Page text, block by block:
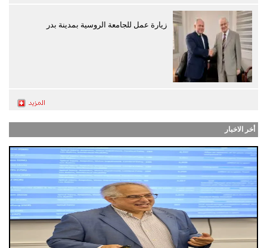
زيارة عمل للجامعة الروسية بمدينة بدر
أخر الاخبار